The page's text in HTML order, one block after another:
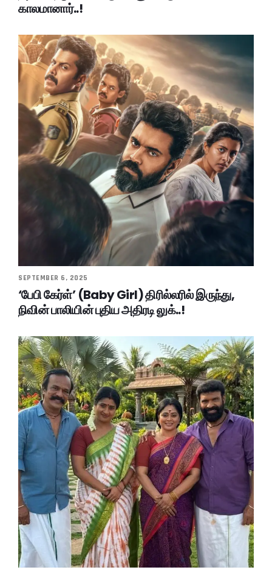
காலமானார்..!
SEPTEMBER 6, 2025
‘பேபி கேர்ள்’ (Baby Girl) திரில்லரில் இருந்து,
நிவின் பாலியின் புதிய அதிரடி லுக்..!